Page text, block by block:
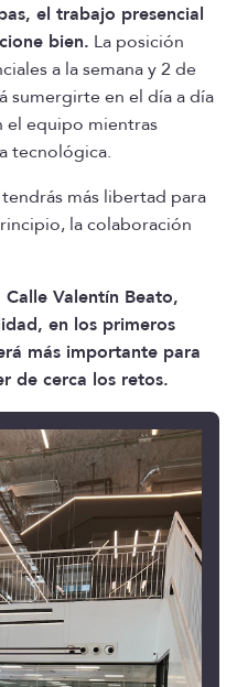
el trabajo presencial
bien. La posición
a la semana y 2 de
en el día a día
el equipo mientras
tecnológica.
más libertad para
la colaboración
Valentín Beato,
en los primeros
más importante para
de cerca los retos.